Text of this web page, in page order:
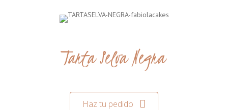
Tarta Selva Negra
Haz tu pedido